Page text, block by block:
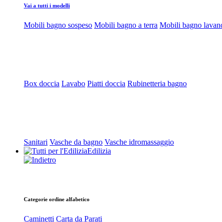
Vai a tutti i modelli
Mobili bagno sospeso Mobili bagno a terra Mobili bagno
Box doccia Lavabo Piatti doccia Rubinetteria bagno
Sanitari Vasche da bagno Vasche idromassaggio
Edilizia
Categorie ordine alfabetico
Caminetti Carta da Parati